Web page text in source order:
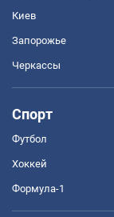
Киев
Запорожье
Черкассы
Спорт
Футбол
Хоккей
Формула-1